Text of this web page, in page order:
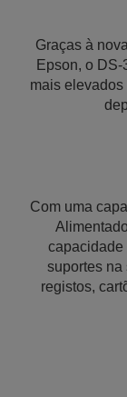
Graças à
Epson, o
mais
Com uma
capacidade
suportes na
registos,